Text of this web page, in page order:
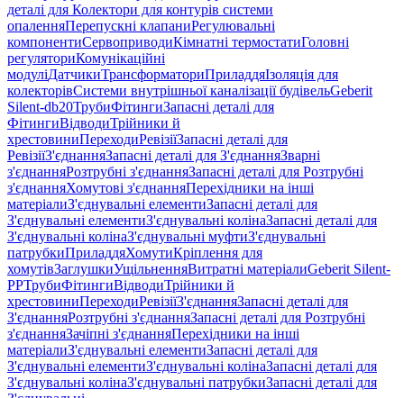
деталі для Колектори для контурів системи
опаленняПерепускні клапаниРегулювальні
компонентиСервоприводиКімнатні термостатиГоловні
регуляториКомунікаційні
модуліДатчикиТрансформаториПриладдяІзоляція для
колекторівСистеми внутрішньої каналізації будівельGeberit
Silent-db20ТрубиФітингиЗапасні деталі для
ФітингиВідводиТрійники й
хрестовиниПереходиРевізіїЗапасні деталі для
РевізіїЗ'єднанняЗапасні деталі для З'єднанняЗварні
з'єднанняРозтрубні з'єднанняЗапасні деталі для Розтрубні
з'єднанняХомутові з'єднанняПерехідники на інші
матеріалиЗ'єднувальні елементиЗапасні деталі для
З'єднувальні елементиЗ'єднувальні колінаЗапасні деталі для
З'єднувальні колінаЗ'єднувальні муфтиЗ'єднувальні
патрубкиПриладдяХомутиКріплення для
хомутівЗаглушкиУщільненняВитратні матеріалиGeberit Silent-
PPТрубиФітингиВідводиТрійники й
хрестовиниПереходиРевізіїЗ'єднанняЗапасні деталі для
З'єднанняРозтрубні з'єднанняЗапасні деталі для Розтрубні
з'єднанняЗачіпні з'єднанняПерехідники на інші
матеріалиЗ'єднувальні елементиЗапасні деталі для
З'єднувальні елементиЗ'єднувальні колінаЗапасні деталі для
З'єднувальні колінаЗ'єднувальні патрубкиЗапасні деталі для